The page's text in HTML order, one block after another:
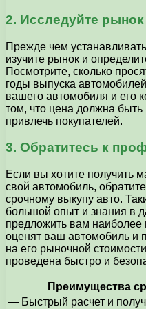
2. Исследуйте рынок
Прежде чем
изучите рынок и
Посмотрите, сколько
годы выпуска
вашего автомобиля и его
том, что цена должна быть
привлечь покупателей.
3. Обратитесь к
Если вы хотите получить
свой автомобиль,
срочному выкупу авто.
большой опыт и знания в
предложить вам
оценят ваш автомобиль и
на его рыночной
проведена быстро и
Преимущества
— Быстрый расчет и